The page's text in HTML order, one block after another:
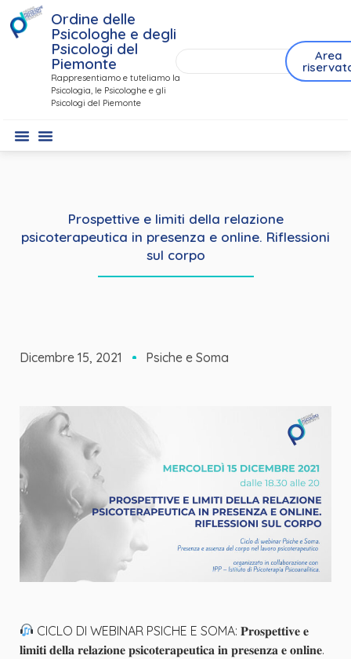
Ordine delle
Psicologhe e degli
Psicologi del
Piemonte
Rappresentiamo e tuteliamo la
Psicologia, le Psicologhe e gli
Psicologi del Piemonte
Area
Prospettive e limiti della relazione
psicoterapeutica in presenza e online. Riflessioni
sul corpo
Dicembre 15, 2021 Psiche e Soma
CICLO DI WEBINAR PSICHE E SOMA: 𝐏𝐫𝐨𝐬𝐩𝐞𝐭𝐭𝐢𝐯𝐞 𝐞
𝐥𝐢𝐦𝐢𝐭𝐢 𝐝𝐞𝐥𝐥𝐚 𝐫𝐞𝐥𝐚𝐳𝐢𝐨𝐧𝐞 𝐩𝐬𝐢𝐜𝐨𝐭𝐞𝐫𝐚𝐩𝐞𝐮𝐭𝐢𝐜𝐚 𝐢𝐧 𝐩𝐫𝐞𝐬𝐞𝐧𝐳𝐚 𝐞 𝐨𝐧𝐥𝐢𝐧𝐞.